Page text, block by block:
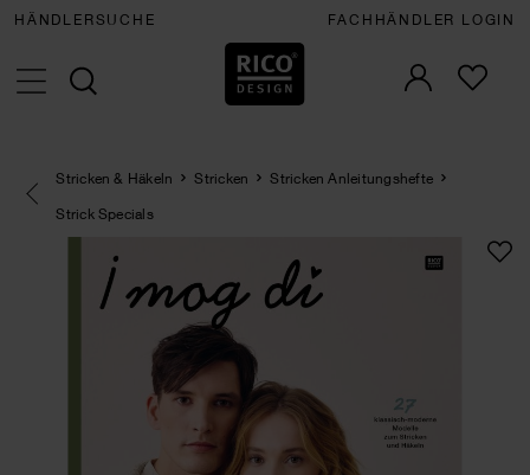
HÄNDLERSUCHE FACHHÄNDLER LOGIN
Eine Kategorie zurück navigieren
Stricken & Häkeln Stricken
Stricken Anleitungshefte
Strick Specials